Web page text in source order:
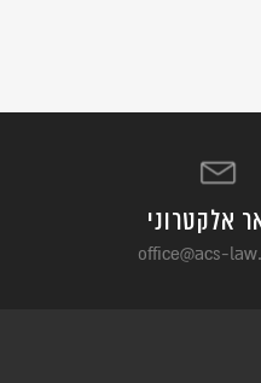
אלקטרוני
office@acs-